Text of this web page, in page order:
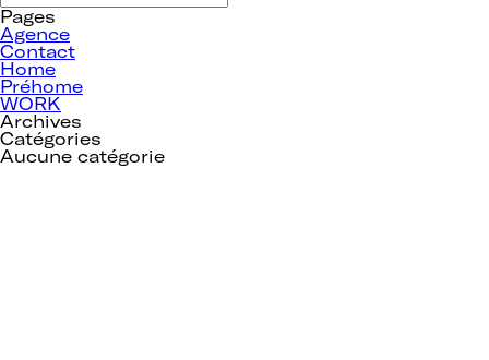
Pages
Agence
Contact
Home
Préhome
WORK
Archives
Catégories
Aucune catégorie